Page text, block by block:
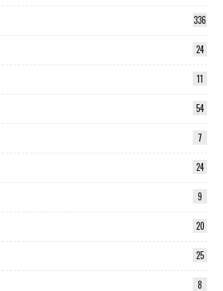
336
24
11
54
7
24
9
20
25
8